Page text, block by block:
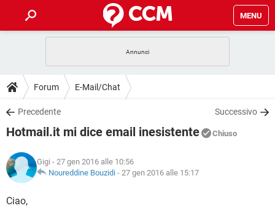
MENU
INTRATTENIMENTO
iOS
INSTAGRAM WHATSAPP
TIKTOK
HARDWARE
GUIDE
COVID-19
INSTAGRAM
TIKTOK
HARDWARE
DOWNLOAD
COVID-19 GAMING
INTRATTENIMENTO
iOS WINDOWS 10
INSTAGRAM
COVID-19
INTRATTENIMENTO
iOS
GLOSSARIO
COVID-19
Forum E-Mail/Chat
Precedente Successivo
Hotmail.it mi dice email inesistente Chiuso
Gigi - 27 gen 2016 alle 10:56
Noureddine Bouzidi - 27 gen 2016 alle 15:17
Ciao,